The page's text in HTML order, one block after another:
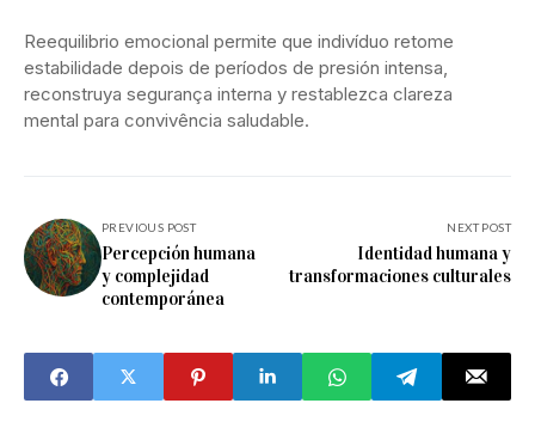
Reequilibrio emocional permite que indivíduo retome
estabilidade depois de períodos de presión intensa,
reconstruya segurança interna y restablezca clareza
mental para convivência saludable.
PREVIOUS POST
Percepción humana
y complejidad
contemporánea
NEXT POST
Identidad humana y
transformaciones culturales